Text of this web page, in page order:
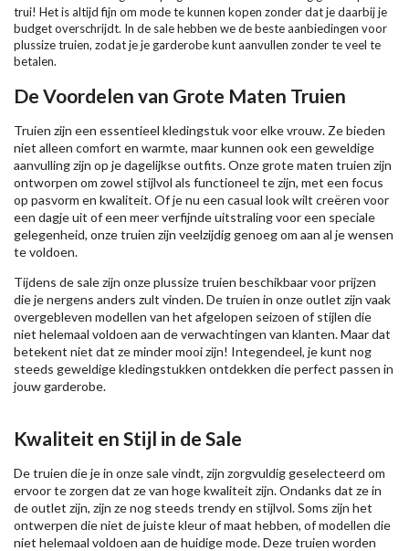
trui! Het is altijd fijn om mode te kunnen kopen zonder dat je daarbij je
budget overschrijdt. In de sale hebben we de beste aanbiedingen voor
plussize truien, zodat je je garderobe kunt aanvullen zonder te veel te
betalen.
De Voordelen van Grote Maten Truien
Truien zijn een essentieel kledingstuk voor elke vrouw. Ze bieden
niet alleen comfort en warmte, maar kunnen ook een geweldige
aanvulling zijn op je dagelijkse outfits. Onze grote maten truien zijn
ontworpen om zowel stijlvol als functioneel te zijn, met een focus
op pasvorm en kwaliteit. Of je nu een casual look wilt creëren voor
een dagje uit of een meer verfijnde uitstraling voor een speciale
gelegenheid, onze truien zijn veelzijdig genoeg om aan al je wensen
te voldoen.
Tijdens de sale zijn onze plussize truien beschikbaar voor prijzen
die je nergens anders zult vinden. De truien in onze outlet zijn vaak
overgebleven modellen van het afgelopen seizoen of stijlen die
niet helemaal voldoen aan de verwachtingen van klanten. Maar dat
betekent niet dat ze minder mooi zijn! Integendeel, je kunt nog
steeds geweldige kledingstukken ontdekken die perfect passen in
jouw garderobe.
Kwaliteit en Stijl in de Sale
De truien die je in onze sale vindt, zijn zorgvuldig geselecteerd om
ervoor te zorgen dat ze van hoge kwaliteit zijn. Ondanks dat ze in
de outlet zijn, zijn ze nog steeds trendy en stijlvol. Soms zijn het
ontwerpen die niet de juiste kleur of maat hebben, of modellen die
niet helemaal voldoen aan de huidige mode. Deze truien worden